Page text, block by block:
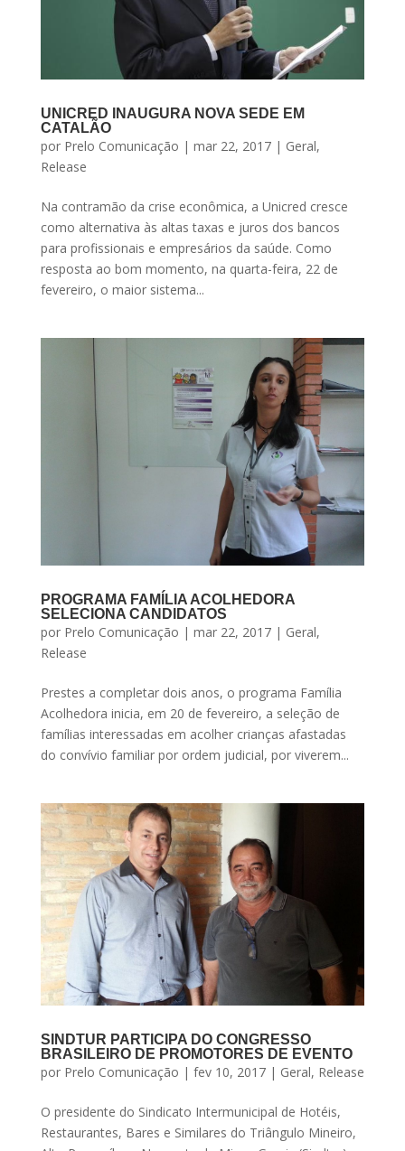
UNICRED INAUGURA NOVA SEDE EM
CATALÃO
por Prelo Comunicação | mar 22, 2017| Geral,
Release
Na contramão da crise econômica, a Unicred cresce
como alternativa às altas taxas e juros dos bancos
para profissionais e empresários da saúde. Como
resposta ao bom momento, na quarta-feira, 22 de
fevereiro, o maior sistema...
PROGRAMA FAMÍLIA ACOLHEDORA
SELECIONA CANDIDATOS
por Prelo Comunicação | mar 22, 2017| Geral,
Release
Prestes a completar dois anos, o programa Família
Acolhedora inicia, em 20 de fevereiro, a seleção de
famílias interessadas em acolher crianças afastadas
do convívio familiar por ordem judicial, por viverem...
SINDTUR PARTICIPA DO CONGRESSO
BRASILEIRO DE PROMOTORES DE EVENTO
por Prelo Comunicação | fev 10, 2017| Geral, Release
O presidente do Sindicato Intermunicipal de Hotéis,
Restaurantes, Bares e Similares do Triângulo Mineiro,